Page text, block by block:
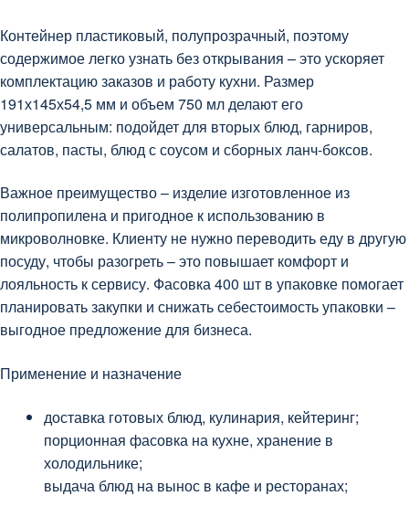
Контейнер пластиковый, полупрозрачный, поэтому
содержимое легко узнать без открывания – это ускоряет
комплектацию заказов и работу кухни. Размер
191х145х54,5 мм и объем 750 мл делают его
универсальным: подойдет для вторых блюд, гарниров,
салатов, пасты, блюд с соусом и сборных ланч-боксов.
Важное преимущество – изделие изготовленное из
полипропилена и пригодное к использованию в
микроволновке. Клиенту не нужно переводить еду в другую
посуду, чтобы разогреть – это повышает комфорт и
лояльность к сервису. Фасовка 400 шт в упаковке помогает
планировать закупки и снижать себестоимость упаковки –
выгодное предложение для бизнеса.
Применение и назначение
доставка готовых блюд, кулинария, кейтеринг;
порционная фасовка на кухне, хранение в
холодильнике;
выдача блюд на вынос в кафе и ресторанах;